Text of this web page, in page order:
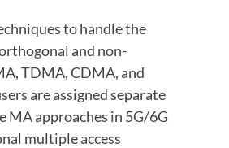
to handle the
and non-
TDMA, CDMA, and
are assigned separate
MA approaches in 5G/6G
multiple access